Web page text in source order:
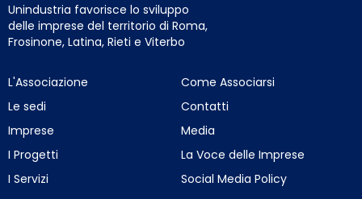
Unindustria favorisce lo sviluppo
delle imprese del territorio di Roma,
Frosinone, Latina, Rieti e Viterbo
L'Associazione
Le sedi
Imprese
I Progetti
I Servizi
Come Associarsi
Contatti
Media
La Voce delle Imprese
Social Media Policy